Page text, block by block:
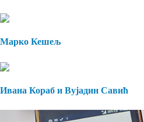
Марко Кешељ
Ивана Кораб и Вујадин Савић